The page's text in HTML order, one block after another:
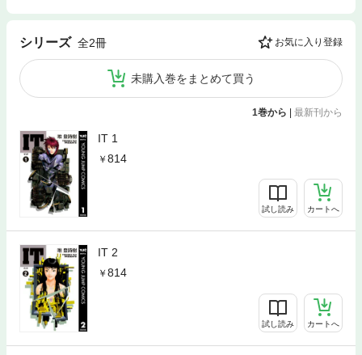
シリーズ 全2冊 お気に入り登録
未購入巻をまとめて買う
1巻から 最新刊から
IT 1
814
試し読み カートへ
IT 2
814
試し読み カートへ